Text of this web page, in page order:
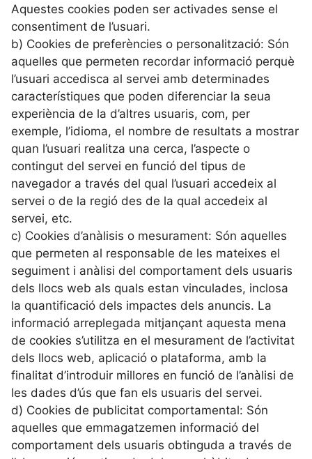
Aquestes cookies poden ser activades sense el
consentiment de l’usuari.
b) Cookies de preferències o personalització: Són
aquelles que permeten recordar informació perquè
l’usuari accedisca al servei amb determinades
característiques que poden diferenciar la seua
experiència de la d’altres usuaris, com, per
exemple, l’idioma, el nombre de resultats a mostrar
quan l’usuari realitza una cerca, l’aspecte o
contingut del servei en funció del tipus de
navegador a través del qual l’usuari accedeix al
servei o de la regió des de la qual accedeix al
servei, etc.
c) Cookies d’anàlisis o mesurament: Són aquelles
que permeten al responsable de les mateixes el
seguiment i anàlisi del comportament dels usuaris
dels llocs web als quals estan vinculades, inclosa
la quantificació dels impactes dels anuncis. La
informació arreplegada mitjançant aquesta mena
de cookies s’utilitza en el mesurament de l’activitat
dels llocs web, aplicació o plataforma, amb la
finalitat d’introduir millores en funció de l’anàlisi de
les dades d’ús que fan els usuaris del servei.
d) Cookies de publicitat comportamental: Són
aquelles que emmagatzemen informació del
comportament dels usuaris obtinguda a través de